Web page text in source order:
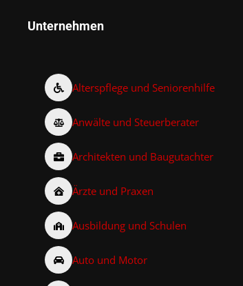
Unternehmen
Alterspflege und Seniorenhilfe
Anwälte und Steuerberater
Architekten und Baugutachter
Ärzte und Praxen
Ausbildung und Schulen
Auto und Motor